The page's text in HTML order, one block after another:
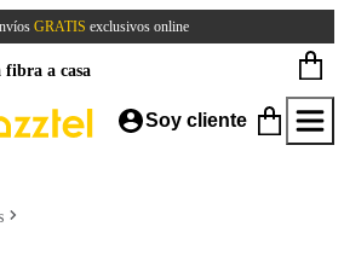
GRATIS exclusivos online
fibra a casa
Soy cliente